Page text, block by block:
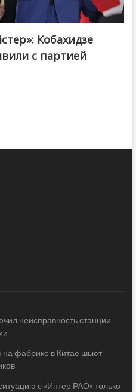
Кобахидзе
с партией
неисправность станции
на фабрике в Китае шьют
с «Интер РАО» только